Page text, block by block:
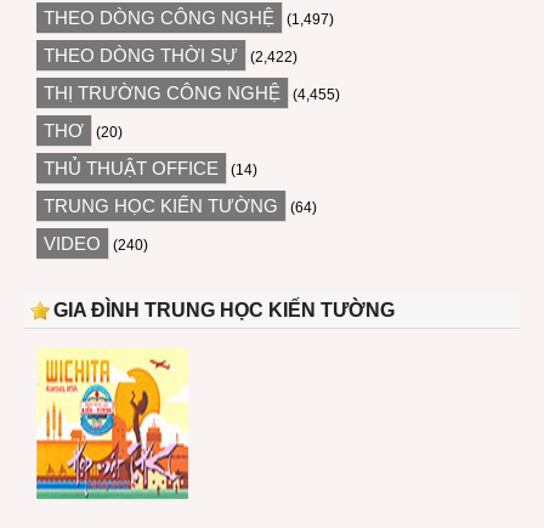
THEO DÒNG CÔNG NGHỆ (1,497)
THEO DÒNG THỜI SỰ (2,422)
THỊ TRƯỜNG CÔNG NGHỆ (4,455)
THƠ (20)
THỦ THUẬT OFFICE (14)
TRUNG HỌC KIẾN TƯỜNG (64)
VIDEO (240)
GIA ĐÌNH TRUNG HỌC KIẾN TƯỜNG